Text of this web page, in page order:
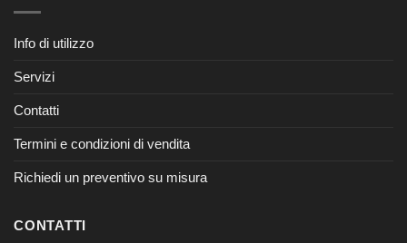
Info di utilizzo
Servizi
Contatti
Termini e condizioni di vendita
Richiedi un preventivo su misura
CONTATTI